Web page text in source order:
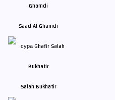
Saad Al Ghamdi
Salah Bukhatir